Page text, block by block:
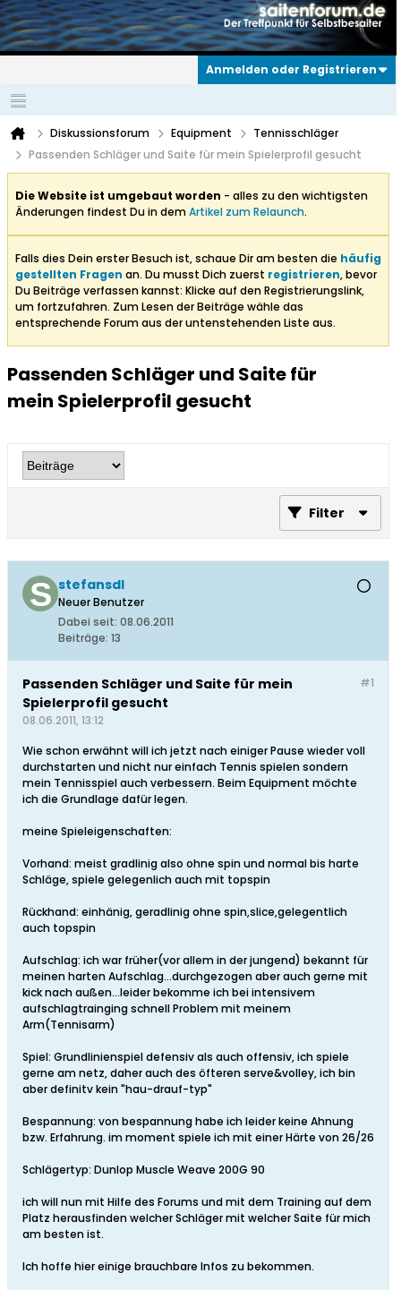
Anmelden oder Registrieren
Diskussionsforum Equipment
Tennisschläger
Passenden Schläger und Saite für mein Spielerprofil gesucht
Die Website ist umgebaut worden - alles zu den wichtigsten
Änderungen findest Du in demArtikel zum Relaunch.
Falls dies Dein erster Besuch ist, schaue Dir am besten die häufig
gestellten Fragen an. Du musst Dich zuerst registrieren, bevor
Du Beiträge verfassen kannst: Klicke auf den Registrierungslink,
um fortzufahren. Zum Lesen der Beiträge wähle das
entsprechende Forum aus der untenstehenden Liste aus.
Passenden Schläger und Saite für
mein Spielerprofil gesucht
Filter
stefansdl
Neuer Benutzer
Dabei seit: 08.06.2011
Beiträge: 13
#1
Passenden Schläger und Saite für mein
Spielerprofil gesucht
08.06.2011, 13:12
Wie schon erwähnt will ich jetzt nach einiger Pause wieder voll
durchstarten und nicht nur einfach Tennis spielen sondern
mein Tennisspiel auch verbessern. Beim Equipment möchte
ich die Grundlage dafür legen.
meine Spieleigenschaften:
Vorhand: meist gradlinig also ohne spin und normal bis harte
Schläge, spiele gelegenlich auch mit topspin
Rückhand: einhänig, geradlinig ohne spin,slice,gelegentlich
auch topspin
Aufschlag: ich war früher(vor allem in der jungend) bekannt für
meinen harten Aufschlag...durchgezogen aber auch gerne mit
kick nach außen...leider bekomme ich bei intensivem
aufschlagtrainging schnell Problem mit meinem
Arm(Tennisarm)
Spiel: Grundlinienspiel defensiv als auch offensiv, ich spiele
gerne am netz, daher auch des öfteren serve&volley, ich bin
aber definitv kein "hau-drauf-typ"
Bespannung: von bespannung habe ich leider keine Ahnung
bzw. Erfahrung. im moment spiele ich mit einer Härte von 26/26
Schlägertyp: Dunlop Muscle Weave 200G 90
ich will nun mit Hilfe des Forums und mit dem Training auf dem
Platz herausfinden welcher Schläger mit welcher Saite für mich
am besten ist.
Ich hoffe hier einige brauchbare Infos zu bekommen.